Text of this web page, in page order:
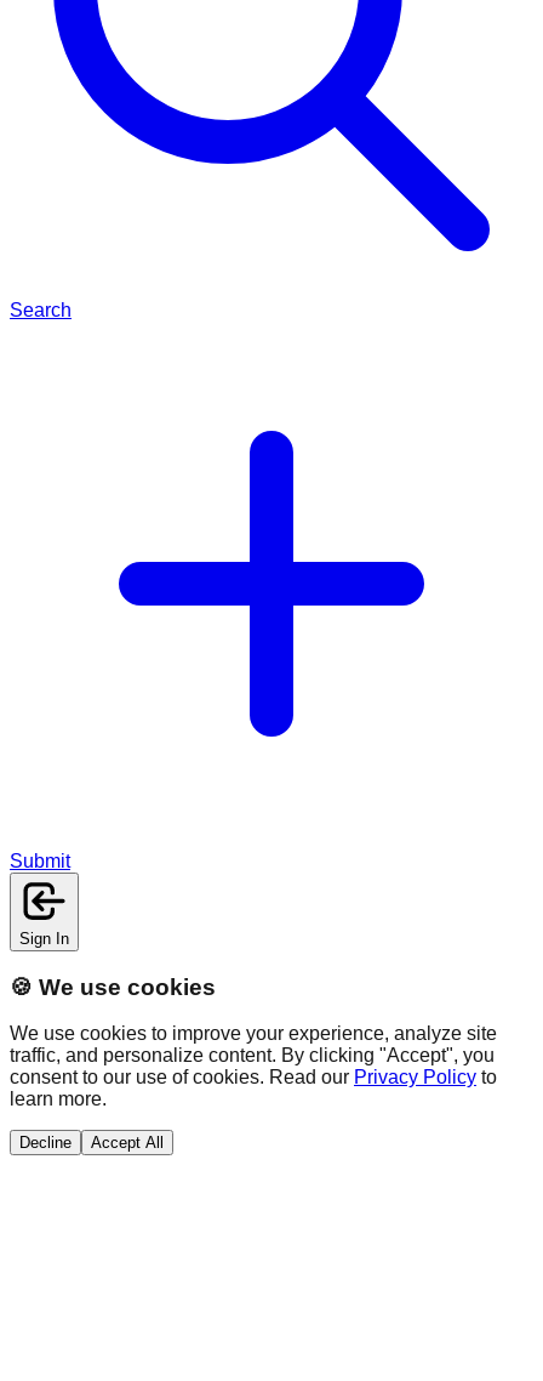
Search
Submit
Sign In
🍪 We use cookies
We use cookies to improve your experience, analyze site
traffic, and personalize content. By clicking "Accept", you
consent to our use of cookies. Read our Privacy Policy to
learn more.
Decline Accept All